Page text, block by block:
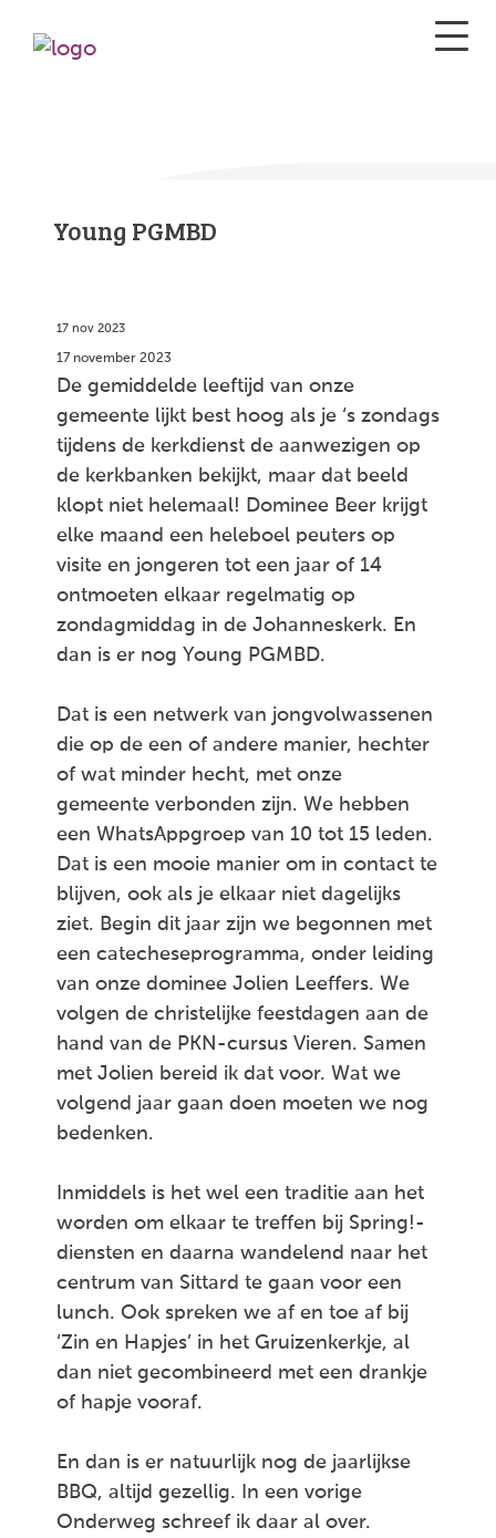
Young PGMBD
17 nov 2023
17 november 2023
De gemiddelde leeftijd van onze
gemeente lijkt best hoog als je ‘s zondags
tijdens de kerkdienst de aanwezigen op
de kerkbanken bekijkt, maar dat beeld
klopt niet helemaal! Dominee Beer krijgt
elke maand een heleboel peuters op
visite en jongeren tot een jaar of 14
ontmoeten elkaar regelmatig op
zondagmiddag in de Johanneskerk. En
dan is er nog Young PGMBD.
Dat is een netwerk van jongvolwassenen
die op de een of andere manier, hechter
of wat minder hecht, met onze
gemeente verbonden zijn. We hebben
een WhatsAppgroep van 10 tot 15 leden.
Dat is een mooie manier om in contact te
blijven, ook als je elkaar niet dagelijks
ziet. Begin dit jaar zijn we begonnen met
een catecheseprogramma, onder leiding
van onze dominee Jolien Leeffers. We
volgen de christelijke feestdagen aan de
hand van de PKN-cursus Vieren. Samen
met Jolien bereid ik dat voor. Wat we
volgend jaar gaan doen moeten we nog
bedenken.
Inmiddels is het wel een traditie aan het
worden om elkaar te treffen bij Spring!-
diensten en daarna wandelend naar het
centrum van Sittard te gaan voor een
lunch. Ook spreken we af en toe af bij
‘Zin en Hapjes’ in het Gruizenkerkje, al
dan niet gecombineerd met een drankje
of hapje vooraf.
En dan is er natuurlijk nog de jaarlijkse
BBQ, altijd gezellig. In een vorige
Onderweg schreef ik daar al over.